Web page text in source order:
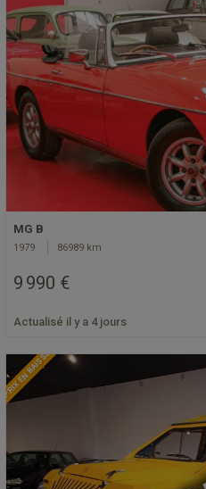
MG B
1979 86989 km
9 990 €
Actualisé il y a 4 jours
PRIX EN BAISSE